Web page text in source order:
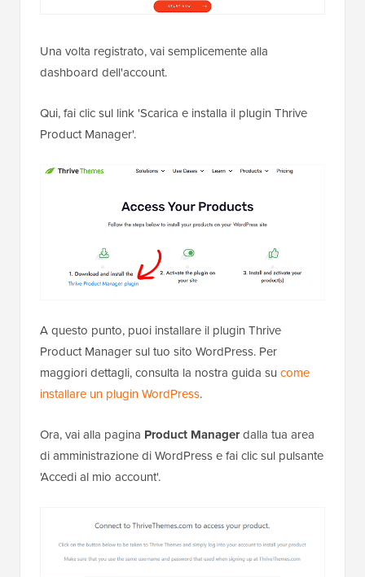
Una volta registrato, vai semplicemente alla
dashboard dell'account.
Qui, fai clic sul link 'Scarica e installa il plugin Thrive
Product Manager'.
A questo punto, puoi installare il plugin Thrive
Product Manager sul tuo sito WordPress. Per
maggiori dettagli, consulta la nostra guida su come
installare un plugin WordPress.
Ora, vai alla pagina Product Managerdalla tua area
di amministrazione di WordPress e fai clic sul pulsante
'Accedi al mio account'.